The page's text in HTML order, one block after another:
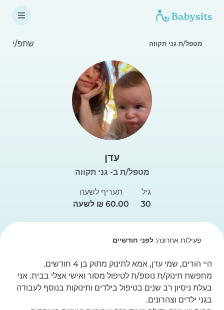
מטפל/ת גני תקווה שתפ/י
עדן
מטפל/ת ב- גני תקווה
גיל
30
תעריף לשעה
פעילות אחרונה:לפני חודשיים